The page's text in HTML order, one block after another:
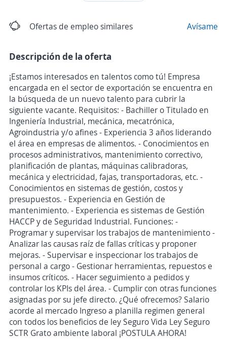
Ofertas de empleo similares Avísame
Descripción de la oferta
¡Estamos interesados en talentos como tú! Empresa
encargada en el sector de exportación se encuentra en
la búsqueda de un nuevo talento para cubrir la
siguiente vacante. Requisitos: - Bachiller o Titulado en
Ingeniería Industrial, mecánica, mecatrónica,
Agroindustria y/o afines - Experiencia 3 años liderando
el área en empresas de alimentos. - Conocimientos en
procesos administrativos, mantenimiento correctivo,
planificación de plantas, máquinas calibradoras,
mecánica y electricidad, fajas, transportadoras, etc. -
Conocimientos en sistemas de gestión, costos y
presupuestos. - Experiencia en Gestión de
mantenimiento. - Experiencia es sistemas de Gestión
HACCP y de Seguridad Industrial. Funciones: -
Programar y supervisar los trabajos de mantenimiento -
Analizar las causas raíz de fallas críticas y proponer
mejoras. - Supervisar e inspeccionar los trabajos de
personal a cargo - Gestionar herramientas, repuestos e
insumos críticos. - Hacer seguimiento a pedidos y
controlar los KPIs del área. - Cumplir con otras funciones
asignadas por su jefe directo. ¿Qué ofrecemos? Salario
acorde al mercado Ingreso a planilla regimen general
con todos los beneficios de ley Seguro Vida Ley Seguro
SCTR Grato ambiente laboral ¡POSTULA AHORA!